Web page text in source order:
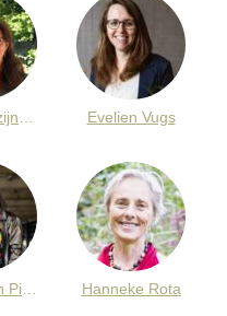
Evelien Vugs
Hanneke Rota